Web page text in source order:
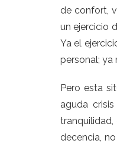
de confort,
un ejercicio
Ya el
personal; ya
Pero esta
aguda
tranquilidad,
decencia,